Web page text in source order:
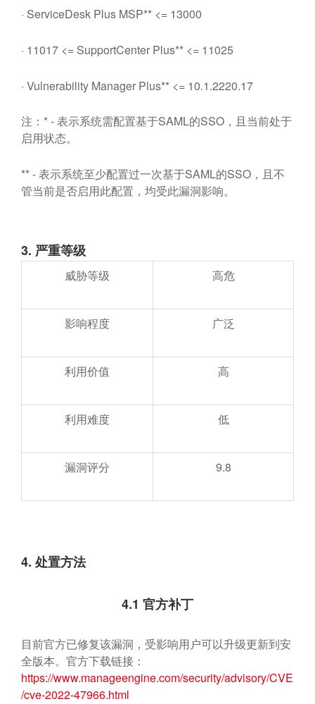
· ServiceDesk Plus MSP** <= 13000
· 11017 <= SupportCenter Plus** <= 11025
· Vulnerability Manager Plus** <= 10.1.2220.17
注：* - 表示系统需配置基于SAML的SSO，且当前处于
启用状态。
** - 表示系统至少配置过一次基于SAML的SSO，且不
管当前是否启用此配置，均受此漏洞影响。
3. 严重等级
威胁等级 高危
影响程度 广泛
利用价值 高
利用难度 低
漏洞评分 9.8
4. 处置方法
4.1 官方补丁
目前官方已修复该漏洞，受影响用户可以升级更新到安
全版本。官方下载链接：
https://www.manageengine.com/security/advisory/CVE
/cve-2022-47966.html